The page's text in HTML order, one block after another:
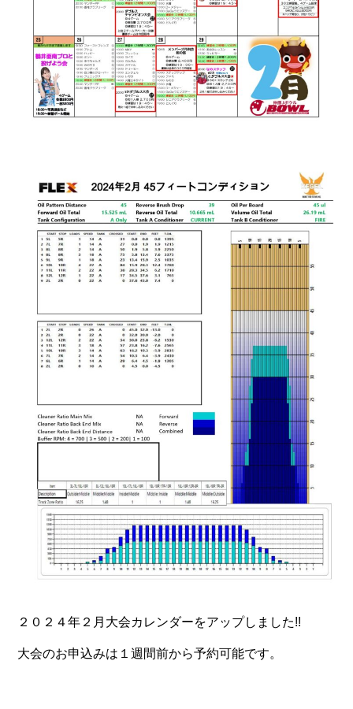
２０２４年２月大会カレンダーをアップしました!!
大会のお申込みは１週間前から予約可能です。